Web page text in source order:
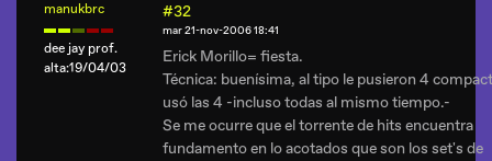
manukbrc
dee jay prof.
alta:19/04/03
#32
mar 21-nov-2006 18:41
Erick Morillo= fiesta.
Técnica: buenísima, al tipo le pusieron 4
usó las 4 -incluso todas al mismo tiempo.-
Se me ocurre que el torrente de hits encuentra
fundamento en lo acotados que son los set's de